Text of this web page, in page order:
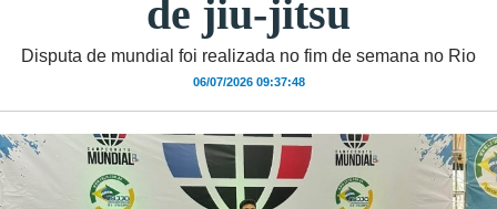
de jiu-jitsu
Disputa de mundial foi realizada no fim de semana no Rio
06/07/2026 09:37:48